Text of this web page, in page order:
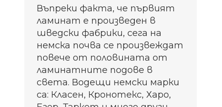
Въпреки факта, че първият
ламинат е произведен в
шведски фабрики, сега на
немска почва се произвеждат
повече от половината от
ламинатните подове в
света. Водещи немски марки
са: Класен, Кронотекс, Харо,